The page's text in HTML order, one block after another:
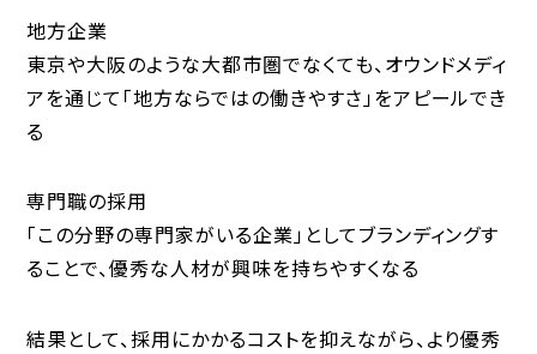
地方企業
東京や大阪のような大都市圏でなくても、オウンドメディ
アを通じて「地方ならではの働きやすさ」をアピールでき
る
専門職の採用
「この分野の専門家がいる企業」としてブランディングす
ることで、優秀な人材が興味を持ちやすくなる
結果として、採用にかかるコストを抑えながら、より優秀